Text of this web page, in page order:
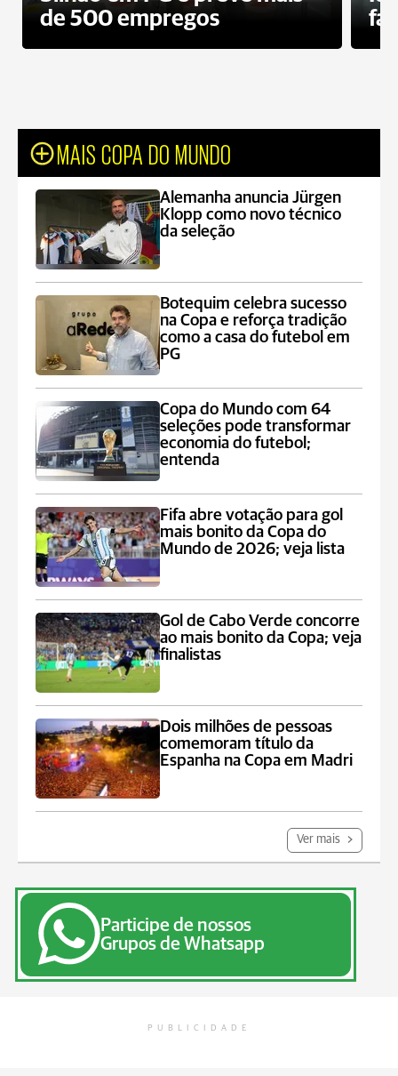
de 500 empregos
MAIS COPA DO MUNDO
Alemanha anuncia Jürgen
Klopp como novo técnico
da seleção
Botequim celebra sucesso
na Copa e reforça tradição
como a casa do futebol em
PG
Copa do Mundo com 64
seleções pode transformar
economia do futebol;
entenda
Fifa abre votação para gol
mais bonito da Copa do
Mundo de 2026; veja lista
Gol de Cabo Verde concorre
ao mais bonito da Copa; veja
finalistas
Dois milhões de pessoas
comemoram título da
Espanha na Copa em Madri
Ver mais
Participe de nossos
Grupos de Whatsapp
PUBLICIDADE